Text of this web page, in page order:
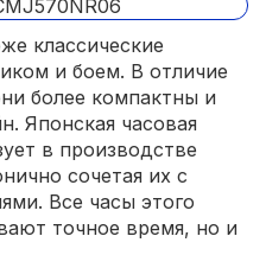
классические
и боем. В отличие
более компактны и
Японская часовая
в производстве
сочетая их с
Все часы этого
точное время, но и